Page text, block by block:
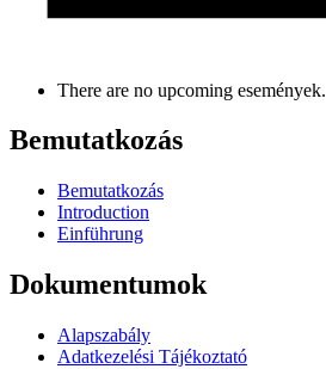
There are no upcoming események.
Bemutatkozás
Bemutatkozás
Introduction
Einführung
Dokumentumok
Alapszabály
Adatkezelési Tájékoztató